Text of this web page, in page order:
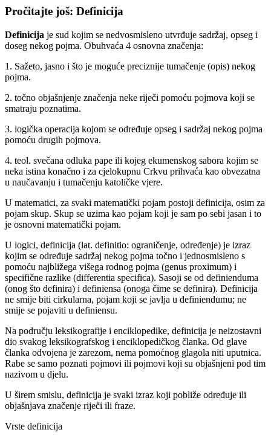
Pročitajte još: Definicija
Definicija je sud kojim se nedvosmisleno utvrđuje sadržaj, opseg i
doseg nekog pojma. Obuhvaća 4 osnovna značenja:
1. Sažeto, jasno i što je moguće preciznije tumačenje (opis) nekog
pojma.
2. točno objašnjenje značenja neke riječi pomoću pojmova koji se
smatraju poznatima.
3. logička operacija kojom se određuje opseg i sadržaj nekog pojma
pomoću drugih pojmova.
4. teol. svečana odluka pape ili kojeg ekumenskog sabora kojim se
neka istina konačno i za cjelokupnu Crkvu prihvaća kao obvezatna
u naučavanju i tumačenju katoličke vjere.
U matematici, za svaki matematički pojam postoji definicija, osim za
pojam skup. Skup se uzima kao pojam koji je sam po sebi jasan i to
je osnovni matematički pojam.
U logici, definicija (lat. definitio: ograničenje, određenje) je izraz
kojim se određuje sadržaj nekog pojma točno i jednosmisleno s
pomoću najbližega višega rodnog pojma (genus proximum) i
specifične razlike (differentia specifica). Sasoji se od definienduma
(onog što definira) i definiensa (onoga čime se definira). Definicija
ne smije biti cirkularna, pojam koji se javlja u definiendumu; ne
smije se pojaviti u definiensu.
Na području leksikografije i enciklopedike, definicija je neizostavni
dio svakog leksikografskog i enciklopedičkog članka. Od glave
članka odvojena je zarezom, nema pomoćnog glagola niti uputnica.
Rabe se samo poznati pojmovi ili pojmovi koji su objašnjeni pod tim
nazivom u djelu.
U širem smislu, definicija je svaki izraz koji pobliže određuje ili
objašnjava značenje riječi ili fraze.
Vrste definicija